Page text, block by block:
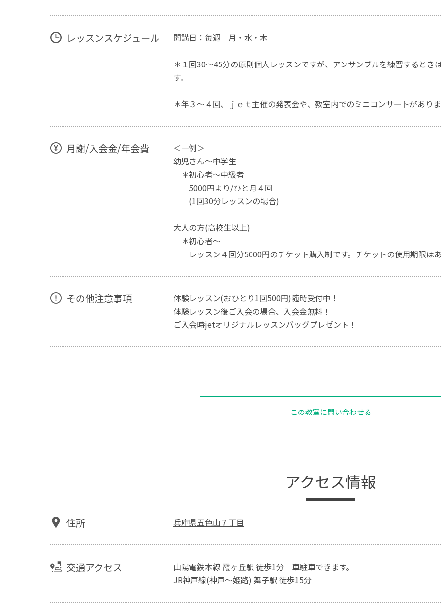
レッスンスケジュール 開講日：毎週 月・水・木
＊１回30～45分の原則個人レッスンですが、アンサンブルを練習するとき
す。
＊年３～４回、ｊｅｔ主催の発表会や、教室内でのミニコンサートがありま
月謝/入会金/年会費
＜一例＞
幼児さん～中学生
＊初心者～中級者
5000円より/ひと月４回
(1回30分レッスンの場合)
大人の方(高校生以上)
＊初心者～
レッスン４回分5000円のチケット購入制です。チケットの使用期限はあ
その他注意事項
体験レッスン(おひとり1回500円)随時受付中！
体験レッスン後ご入会の場合、入会金無料！
ご入会時jetオリジナルレッスンバッグプレゼント！
この教室に問い合わせる
アクセス情報
住所 兵庫県五色山７丁目
交通アクセス
山陽電鉄本線 霞ヶ丘駅 徒歩1分 車駐車できます。
JR神戸線(神戸～姫路) 舞子駅 徒歩15分